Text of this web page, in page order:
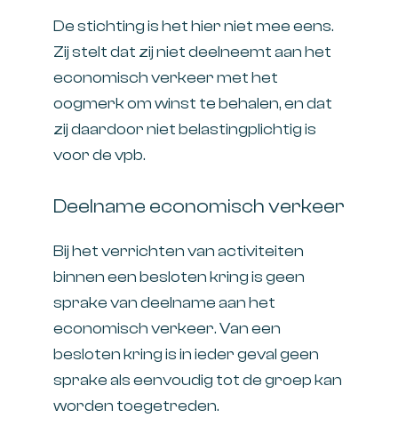
De stichting is het hier niet mee eens.
Zij stelt dat zij niet deelneemt aan het
economisch verkeer met het
oogmerk om winst te behalen, en dat
zij daardoor niet belastingplichtig is
voor de vpb.
Deelname economisch verkeer
Bij het verrichten van activiteiten
binnen een besloten kring is geen
sprake van deelname aan het
economisch verkeer. Van een
besloten kring is in ieder geval geen
sprake als eenvoudig tot de groep kan
worden toegetreden.